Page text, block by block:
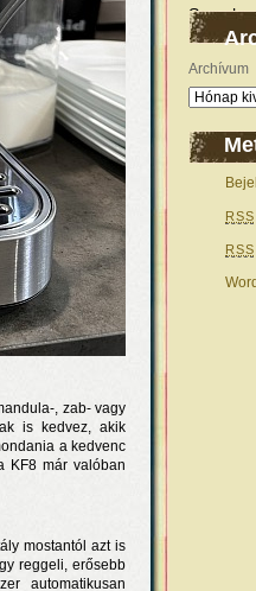
Archívum
RSS
RSS
, zab- vagy
is kedvez, akik
a kedvenc
KF8 már valóban
mostantól azt is
reggeli, erősebb
automatikusan